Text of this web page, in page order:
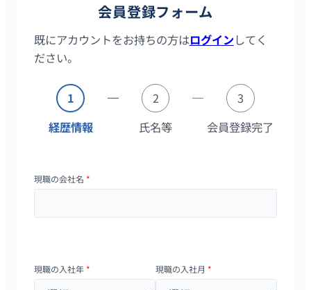
会員登録フォーム
既にアカウントをお持ちの方はログインしてく
ださい。
1
経歴情報
2
氏名等
3
会員登録完了
現職の会社名 *
現職の入社年 * 現職の入社月 *